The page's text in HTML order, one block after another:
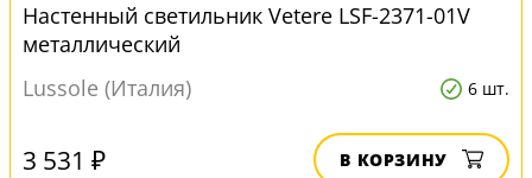
Настенный светильник Vetere LSF-2371-01V
металлический
Lussole (Италия)
6 шт.
3 531 ₽ В КОРЗИНУ